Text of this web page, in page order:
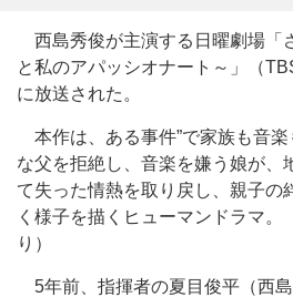
西島秀俊が主演する日曜劇場「
と私のアパッシオナート～」（
に放送された。
本作は、ある事件”で家族も音
な父を拒絶し、音楽を嫌う娘が、
て失った情熱を取り戻し、親子の
く様子を描くヒューマンドラマ。
り）
5年前、指揮者の夏目俊平（西